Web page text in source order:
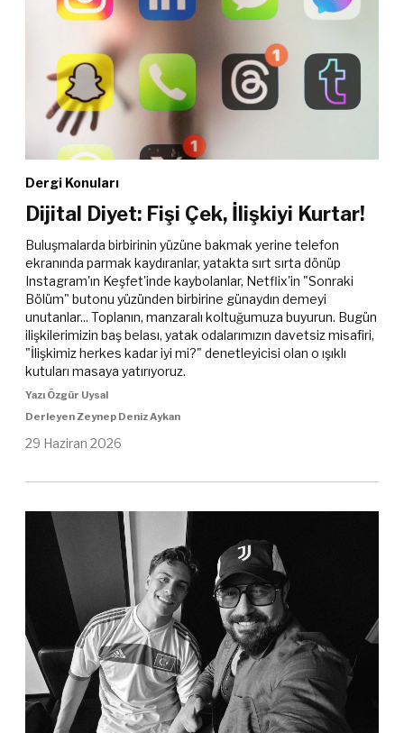
Dergi Konuları
Dijital Diyet: Fişi Çek, İlişkiyi Kurtar!
Buluşmalarda birbirinin yüzüne bakmak yerine telefon
ekranında parmak kaydıranlar, yatakta sırt sırta dönüp
Instagram'ın Keşfet'inde kaybolanlar, Netflix'in "Sonraki
Bölüm" butonu yüzünden birbirine günaydın demeyi
unutanlar... Toplanın, manzaralı koltuğumuza buyurun. Bugün
ilişkilerimizin baş belası, yatak odalarımızın davetsiz misafiri,
"İlişkimiz herkes kadar iyi mi?" denetleyicisi olan o ışıklı
kutuları masaya yatırıyoruz.
Yazı Özgür Uysal
Derleyen Zeynep Deniz Aykan
29 Haziran 2026